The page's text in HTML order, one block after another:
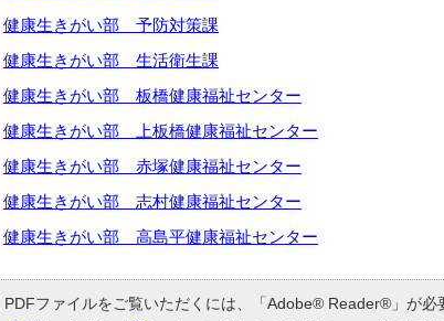
健康生きがい部 予防対策課
健康生きがい部 生活衛生課
健康生きがい部 板橋健康福祉センター
健康生きがい部 上板橋健康福祉センター
健康生きがい部 赤塚健康福祉センター
健康生きがい部 志村健康福祉センター
健康生きがい部 高島平健康福祉センター
PDFファイルをご覧いただくには、「Adobe® Reader®」が必